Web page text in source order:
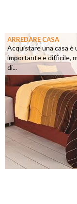
ARREDARE CASA
Acquistare una casa è
importante e difficile,
di...